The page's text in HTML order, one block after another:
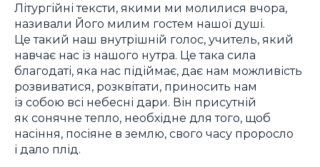
Літургійні тексти, якими ми молилися вчора,
називали Його милим гостем нашої душі.
Це такий наш внутрішній голос, учитель, який
навчає нас із нашого нутра. Це така сила
благодаті, яка нас підіймає, дає нам можливість
розвиватися, розквітати, приносить нам
із собою всі небесні дари. Він присутній
як сонячне тепло, необхідне для того, щоб
насіння, посіяне в землю, свого часу проросло
і дало плід.